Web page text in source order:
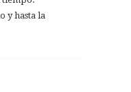
y hasta la